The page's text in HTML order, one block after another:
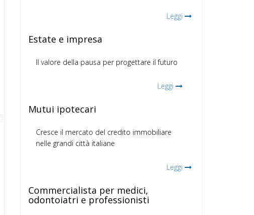
Leggi
Estate e impresa
Il valore della pausa per progettare il futuro
Leggi
Mutui ipotecari
Cresce il mercato del credito immobiliare
nelle grandi città italiane
Leggi
Commercialista per medici,
odontoiatri e professionisti